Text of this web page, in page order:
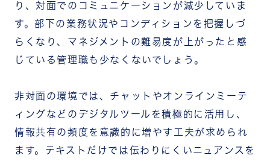
り、対面でのコミュニケーションが減少していま
す。部下の業務状況やコンディションを把握しづ
らくなり、マネジメントの難易度が上がったと感
じている管理職も少なくないでしょう。
非対面の環境では、チャットやオンラインミーテ
ィングなどのデジタルツールを積極的に活用し、
情報共有の頻度を意識的に増やす工夫が求められ
ます。テキストだけでは伝わりにくいニュアンスを